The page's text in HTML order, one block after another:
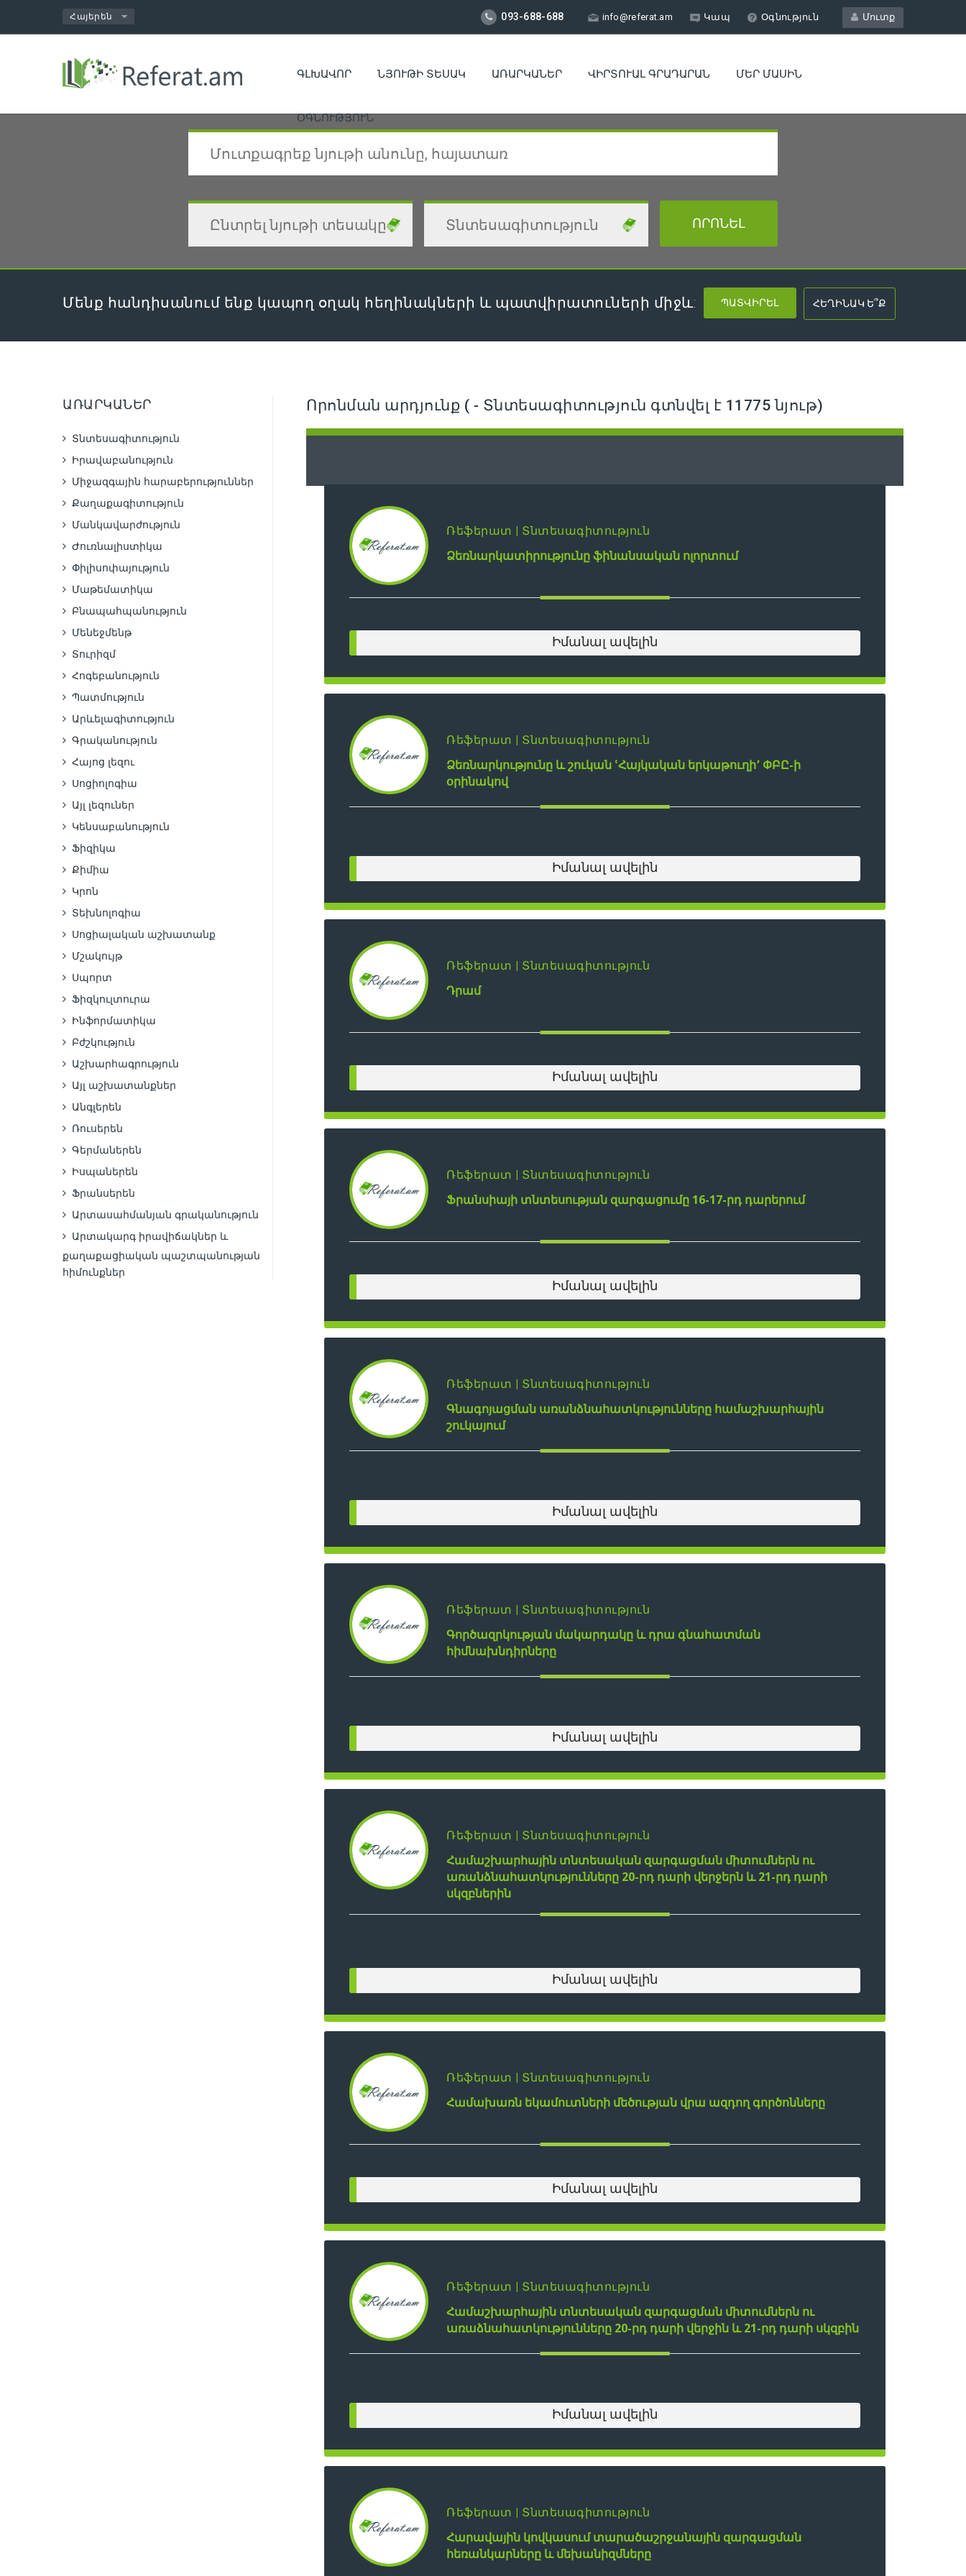
Մուտք
093-688-688 info@referat.am Կապ Օգնություն
ԳԼԽԱՎՈՐ ՆՅՈՒԹԻ ՏԵՍԱԿ ԱՌԱՐԿԱՆԵՐ ՎԻՐՏՈՒԱԼ ԳՐԱԴԱՐԱՆ ՄԵՐ ՄԱՍԻՆ
ՕԳՆՈՒԹՅՈՒՆ
Մենք հանդիսանում ենք կապող օղակ հեղինակների և պատվիրատուների միջև:
ԱՌԱՐԿԱՆԵՐ
Տնտեսագիտություն
Իրավաբանություն
Միջազգային հարաբերություններ
Քաղաքագիտություն
Մանկավարժություն
Ժուռնալիստիկա
Փիլիսոփայություն
Մաթեմատիկա
Բնապահպանություն
Մենեջմենթ
Տուրիզմ
Հոգեբանություն
Պատմություն
Արևելագիտություն
Գրականություն
Հայոց լեզու
Սոցիոլոգիա
Այլ լեզուներ
Կենսաբանություն
Ֆիզիկա
Քիմիա
Կրոն
Տեխնոլոգիա
Սոցիալական աշխատանք
Մշակույթ
Սպորտ
Ֆիզկուլտուրա
Ինֆորմատիկա
Բժշկություն
Աշխարհագրություն
Այլ աշխատանքներ
Անգլերեն
Ռուսերեն
Գերմաներեն
Իսպաներեն
Ֆրանսերեն
Արտասահմանյան գրականություն
Արտակարգ իրավիճակներ և
քաղաքացիական պաշտպանության
հիմունքներ
Որոնման արդյունք ( - Տնտեսագիտություն գտնվել է 11775 նյութ)
Ռեֆերատ | Տնտեսագիտություն
Ձեռնարկատիրությունը ֆինանսական ոլորտում
Իմանալ ավելին
Ռեֆերատ | Տնտեսագիտություն
Ձեռնարկությունը և շուկան ՙՀայկական երկաթուղի՚ ՓԲԸ-ի
օրինակով
Իմանալ ավելին
Ռեֆերատ | Տնտեսագիտություն
Դրամ
Իմանալ ավելին
Ռեֆերատ | Տնտեսագիտություն
Ֆրանսիայի տնտեսության զարգացումը 16-17-րդ դարերում
Իմանալ ավելին
Ռեֆերատ | Տնտեսագիտություն
Գնագոյացման առանձնահատկությունները համաշխարհային
շուկայում
Իմանալ ավելին
Ռեֆերատ | Տնտեսագիտություն
Գործազրկության մակարդակը և դրա գնահատման
հիմնախնդիրները
Իմանալ ավելին
Ռեֆերատ | Տնտեսագիտություն
Համաշխարհային տնտեսական զարգացման միտումներն ու
առանձնահատկությունները 20-րդ դարի վերջերն և 21-րդ դարի
սկզբներին
Իմանալ ավելին
Ռեֆերատ | Տնտեսագիտություն
Համախառն եկամուտների մեծության վրա ազդող գործոնները
Իմանալ ավելին
Ռեֆերատ | Տնտեսագիտություն
Համաշխարհային տնտեսական զարգացման միտումներն ու
առաձնահատկությունները 20-րդ դարի վերջին և 21-րդ դարի սկզբին
Իմանալ ավելին
Ռեֆերատ | Տնտեսագիտություն
Հարավային կովկասում տարածաշրջանային զարգացման
հեռանկարները և մեխանիզմները